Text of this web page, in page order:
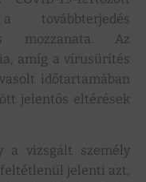
továbbterjedés
mozzanata. Az
amíg a vírusürítés
időtartamában
jelentős eltérések
a vizsgált személy
jelenti azt,